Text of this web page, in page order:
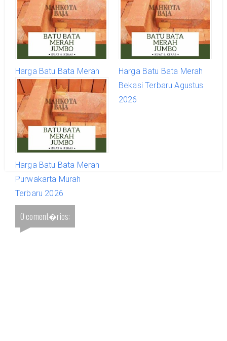
Harga Batu Bata Merah
Bogor Terbaru Agustus
2026
Harga Batu Bata Merah
Bekasi Terbaru Agustus
2026
Harga Batu Bata Merah
Purwakarta Murah
Terbaru 2026
0 coment�rios: